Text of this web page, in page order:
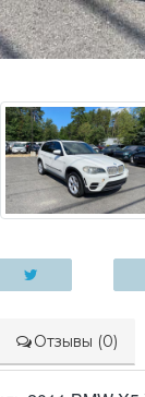
Отзывы (0)